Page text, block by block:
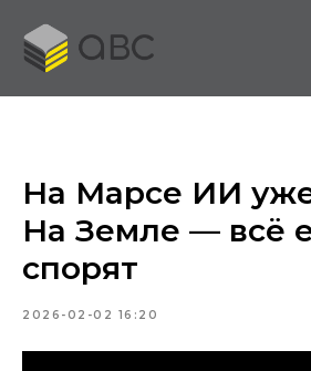
На Марсе ИИ
На Земле — всё
спорят
2026-02-02 16:20